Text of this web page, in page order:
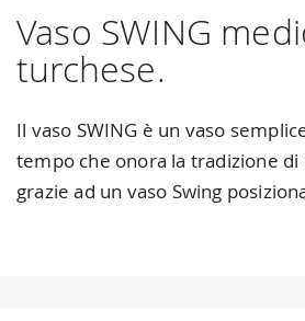
Vaso SWING
turchese.
Il vaso SWING è un vaso
tempo che onora la tradizione
grazie ad un vaso Swing